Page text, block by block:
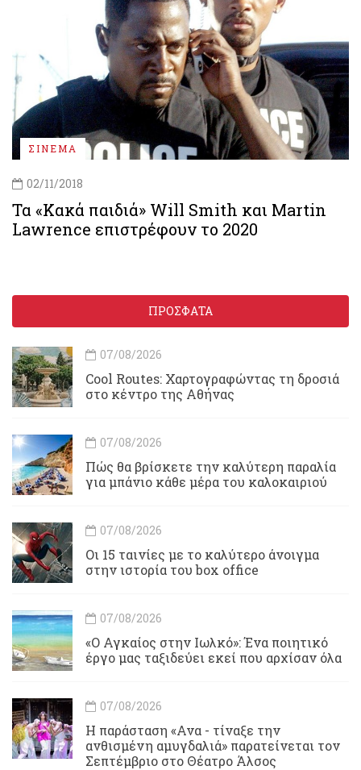
ΣΙΝΕΜΑ
02/11/2018
Τα «Κακά παιδιά» Will Smith και Martin
Lawrence επιστρέφουν το 2020
ΠΡΟΣΦΑΤΑ
07/08/2026
Cool Routes: Χαρτογραφώντας τη δροσιά
στο κέντρο της Αθήνας
07/08/2026
Πώς θα βρίσκετε την καλύτερη παραλία
για μπάνιο κάθε μέρα του καλοκαιριού
07/08/2026
Οι 15 ταινίες με το καλύτερο άνοιγμα
στην ιστορία του box office
07/08/2026
«Ο Αγκαίος στην Ιωλκό»: Ένα ποιητικό
έργο μας ταξιδεύει εκεί που αρχίσαν όλα
07/08/2026
Η παράσταση «Ανα - τίναξε την
ανθισμένη αμυγδαλιά» παρατείνεται τον
Σεπτέμβριο στο Θέατρο Άλσος